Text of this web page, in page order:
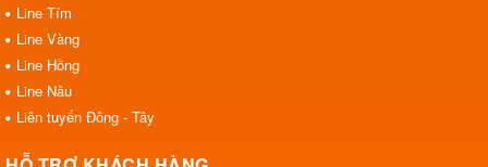
Line Tím
Line Vàng
Line Hồng
Line Nâu
Liên tuyến Đông - Tây